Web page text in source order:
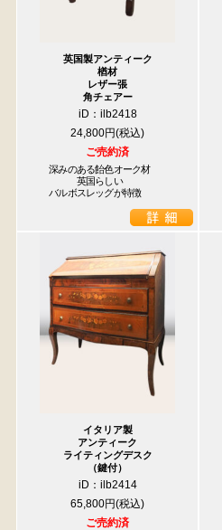
英国製アンティーク
楢材
レザー張
角チェアー
iD：ilb2418
24,800円
ご売約済
深みのある飴色オーク材
英国らしい
バルボスレッグが特徴
イタリア製
アンティーク
ライティングデスク
（鍵付）
iD：ilb2414
65,800円
ご売約済